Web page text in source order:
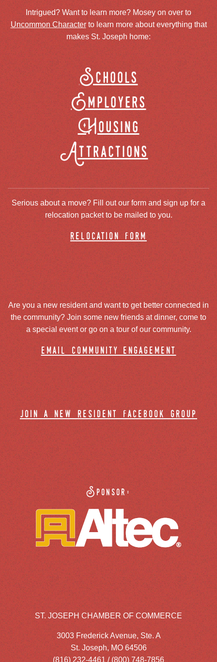
Intrigued? Want to learn more? Mosey on over to
Uncommon Characterto learn more about everything that
makes St. Joseph home:
Schools
Employers
Housing
Attractions
Serious about a move? Fill out our form and sign up for a
relocation packet to be mailed to you.
relocation form
Are you a new resident and want to get better connected in
the community? Join some new friends at dinner, come to
a special event or go on a tour of our community.
email community engagement
join a new resident facebook group
Sponsor:
ST. JOSEPH CHAMBER OF COMMERCE
3003 Frederick Avenue, Ste. A
St. Joseph, MO 64506
(816) 232-4461 / (800) 748-7856